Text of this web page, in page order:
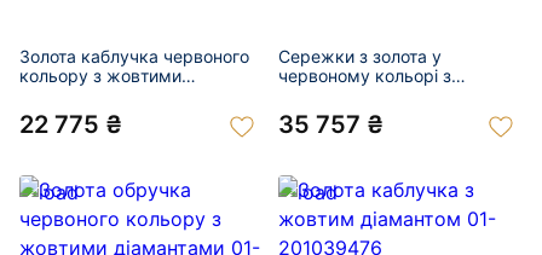
Золота каблучка червоного
кольору з жовтими
22 775 ₴
Сережки з золота у
червоному кольорі з
201039460
35 757 ₴